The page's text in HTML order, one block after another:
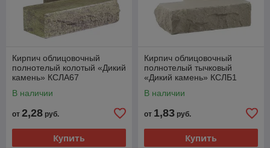
Кирпич облицовочный
полнотелый колотый «Дикий
камень» КСЛА67
В наличии
от 2,28 руб.
Купить
Кирпич облицовочный
полнотелый тычковый
«Дикий камень» КСЛБ1
В наличии
от 1,83 руб.
Купить